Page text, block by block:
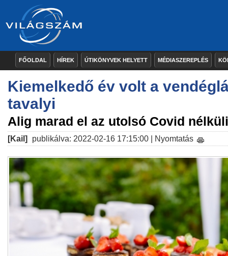
FŐOLDAL HÍREK ÚTIKÖNYVEK HELYETT MÉDIASZEREPLÉS
Kiemelkedő év volt a
tavalyi
Alig marad el az utolsó Covid
[Kail] publikálva: 2022-02-16 17:15:00 | Nyomtatás